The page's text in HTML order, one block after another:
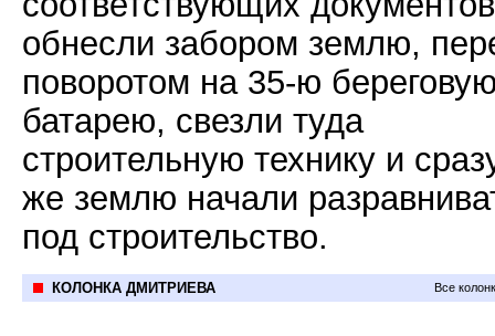
обнесли забором землю,
поворотом на 35-ю
батарею, свезли туда
строительную технику и
же землю начали
под строительство.
КОЛОНКА ДМИТРИЕВА Все